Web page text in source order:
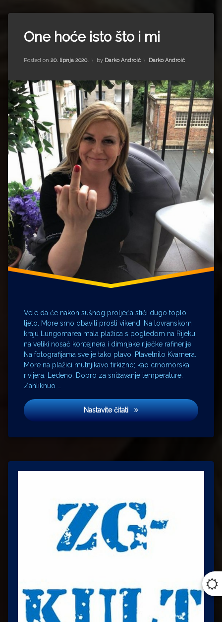
Željko Krznarić
Mario Lovreković
Miroslav Šantek
One hoće isto što i mi
Posted on 20. lipnja 2020.
Updated on 15. srpnja 2022.
by Darko Androić Kategorije:
Darko Androić
Vele da će nakon sušnog proljeća stići dugo toplo
ljeto. More smo obavili prošli vikend. Na lovranskom
kraju Lungomarea mala plažica s pogledom na Rijeku,
na veliki nosač kontejnera i dimnjake riječke rafinerije.
Na fotografijama sve je tako plavo. Plavetnilo Kvarnera.
More na plažici mutnjikavo tirkizno; kao crnomorska
rivijera. Ledeno. Dobro za snižavanje temperature.
Zahliknuo …
Nastavite čitatiOne hoće isto što i mi
Izbori
Lovran
Mislav
Bago
Nova
TV
Predsjednica
Predsjednik
Premijer
Rijeka